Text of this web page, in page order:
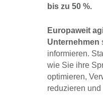
bis zu 50 %.
Europaweit
Unternehmen
informieren.
wie Sie ihre
optimieren,
reduzieren